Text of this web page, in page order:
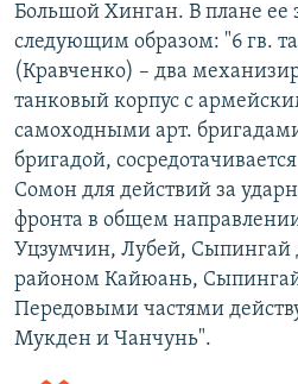
Большой Хинган. В плане ее
следующим образом: "6 гв.
(Кравченко) – два
танковый корпус с
самоходными арт.
бригадой,
Сомон для действий за
фронта в общем
Уцзумчин, Лубей, Сыпингай
районом Кайюань,
Передовыми частями
Мукден и Чанчунь".